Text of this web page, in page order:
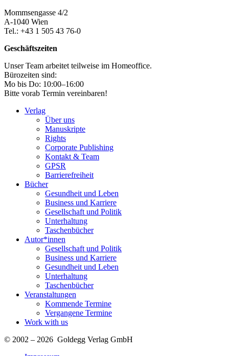
Mommsengasse 4/2
A-1040 Wien
Tel.: +43 1 505 43 76-0
Geschäftszeiten
Unser Team arbeitet teilweise im Homeoffice.
Bürozeiten sind:
Mo bis Do: 10:00–16:00
Bitte vorab Termin vereinbaren!
Verlag
Über uns
Manuskripte
Rights
Corporate Publishing
Kontakt & Team
GPSR
Barrierefreiheit
Bücher
Gesundheit und Leben
Business und Karriere
Gesellschaft und Politik
Unterhaltung
Taschenbücher
Autor*innen
Gesellschaft und Politik
Business und Karriere
Gesundheit und Leben
Unterhaltung
Taschenbücher
Veranstaltungen
Kommende Termine
Vergangene Termine
Work with us
© 2002 – 2026 Goldegg Verlag GmbH